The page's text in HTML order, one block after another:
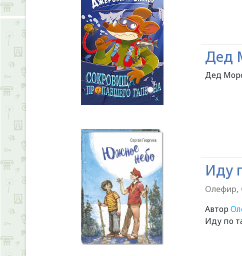
Дед
Дед
Иду
Олефир,
Автор
Иду по